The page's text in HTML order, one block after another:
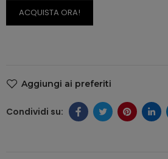
ACQUISTA ORA!
Aggiungi ai preferiti